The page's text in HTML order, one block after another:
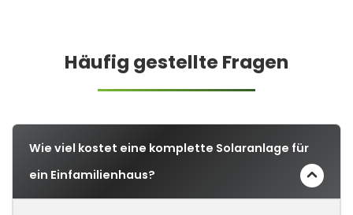
Häufig gestellte Fragen
Wie viel kostet eine komplette Solaranlage für
ein Einfamilienhaus?